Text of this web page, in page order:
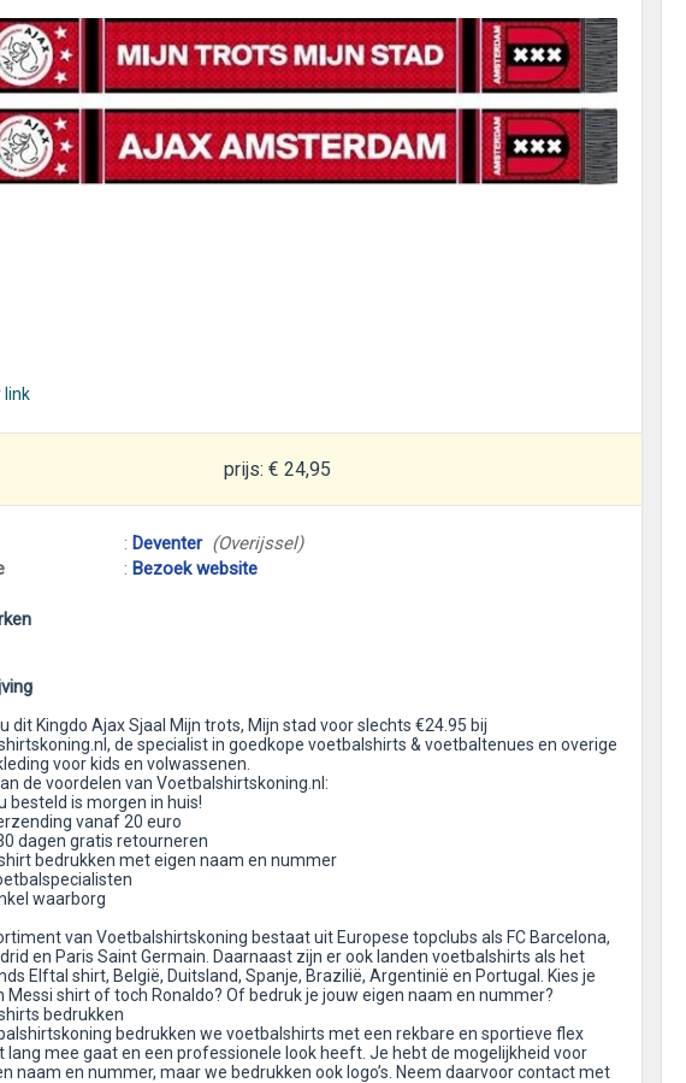
link
prijs: € 24,95
: Deventer (Overijssel)
: Bezoek website
dit Kingdo Ajax Sjaal Mijn trots, Mijn stad voor slechts €24.95 bij
de specialist in goedkope voetbalshirts & voetbaltenues en overige
voor kids en volwassenen.
de voordelen van Voetbalshirtskoning.nl:
besteld is morgen in huis!
vanaf 20 euro
dagen gratis retourneren
bedrukken met eigen naam en nummer
waarborg
van Voetbalshirtskoning bestaat uit Europese topclubs als FC Barcelona,
en Paris Saint Germain. Daarnaast zijn er ook landen voetbalshirts als het
Elftal shirt, België, Duitsland, Spanje, Brazilië, Argentinië en Portugal. Kies je
Messi shirt of toch Ronaldo? Of bedruk je jouw eigen naam en nummer?
bedrukken
bedrukken we voetbalshirts met een rekbare en sportieve flex
lang mee gaat en een professionele look heeft. Je hebt de mogelijkheid voor
naam en nummer, maar we bedrukken ook logo’s. Neem daarvoor contact met